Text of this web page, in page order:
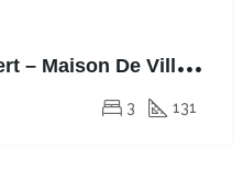
F
ougerolles-saint-valbert – Maison De Village – 131m²
3 131